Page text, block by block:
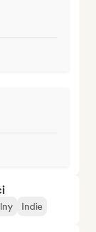
Indie